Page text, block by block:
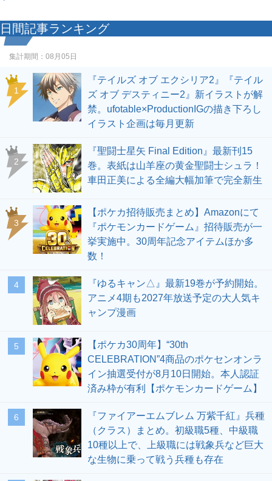
日間記事ランキング
集計期間： 08月05日
1
『テイルズ オブ エクシリア2』『テイル
ズ オブ デスティニー2』新イラストが解
禁。ufotable×ProductionIGの描き下ろし
イラスト企画は毎月更新
2
『聖闘士星矢 Final Edition』最新刊15
巻。表紙は山羊座の黄金聖闘士シュラ！
車田正美による全編大幅加筆で完全新生
3
【ポケカ招待販売まとめ】Amazonにて
『ポケモンカードゲーム』招待販売が一
挙実施中。30周年記念アイテムほか多
数！
4
『ゆるキャン△』最新19巻が予約開始。
アニメ4期も2027年放送予定の大人気キ
ャンプ漫画
5
【ポケカ30周年】“30th
CELEBRATION”4商品のポケセンオンラ
イン抽選受付が8月10日開始。本人認証
済み枠が有利【ポケモンカードゲーム】
6
『ファイアーエムブレム 万紫千紅』兵種
（クラス）まとめ。初級職5種、中級職
10種以上で、上級職には戦象兵など巨大
な生物に乗って戦う兵種も存在